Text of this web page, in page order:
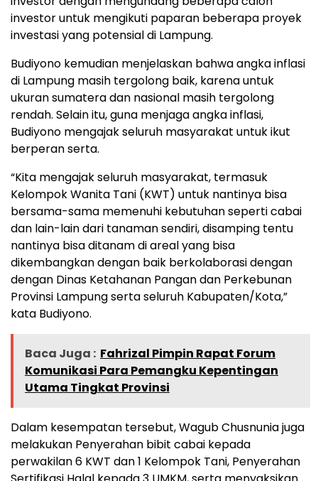
investor untuk mengikuti paparan beberapa proyek
investasi yang potensial di Lampung.
Budiyono kemudian menjelaskan bahwa angka inflasi
di Lampung masih tergolong baik, karena untuk
ukuran sumatera dan nasional masih tergolong
rendah. Selain itu, guna menjaga angka inflasi,
Budiyono mengajak seluruh masyarakat untuk ikut
berperan serta.
“Kita mengajak seluruh masyarakat, termasuk
Kelompok Wanita Tani (KWT) untuk nantinya bisa
bersama-sama memenuhi kebutuhan seperti cabai
dan lain-lain dari tanaman sendiri, disamping tentu
nantinya bisa ditanam di areal yang bisa
dikembangkan dengan baik berkolaborasi dengan
dengan Dinas Ketahanan Pangan dan Perkebunan
Provinsi Lampung serta seluruh Kabupaten/Kota,”
kata Budiyono.
Baca Juga : Fahrizal Pimpin Rapat Forum
Komunikasi Para Pemangku Kepentingan
Utama Tingkat Provinsi
Dalam kesempatan tersebut, Wagub Chusnunia juga
melakukan Penyerahan bibit cabai kepada
perwakilan 6 KWT dan 1 Kelompok Tani, Penyerahan